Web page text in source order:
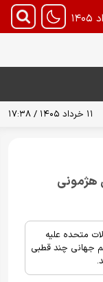
۱۱ خرداد ۱۴۰۵ / ۱۷:۳۸
هژمونی
متحده علیه
جهانی چند قطبی